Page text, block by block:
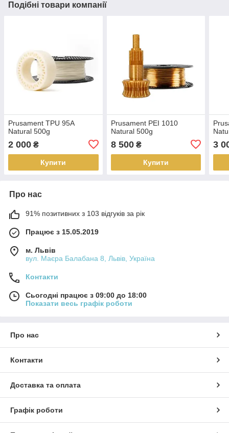
Подібні товари компанії
Prusament TPU 95A
Natural 500g
2 000 ₴
Купити
Prusament PEI 1010
Natural 500g
8 500₴
Купити
3
Про нас
91% позитивних з 103 відгуків за рік
Працює з 15.05.2019
м. Львів
вул. Маєра Балабана 8, Львів, Україна
Контакти
Сьогодні працює з 09:00 до 18:00
Показати весь графік роботи
Про нас
Контакти
Доставка та оплата
Графік роботи